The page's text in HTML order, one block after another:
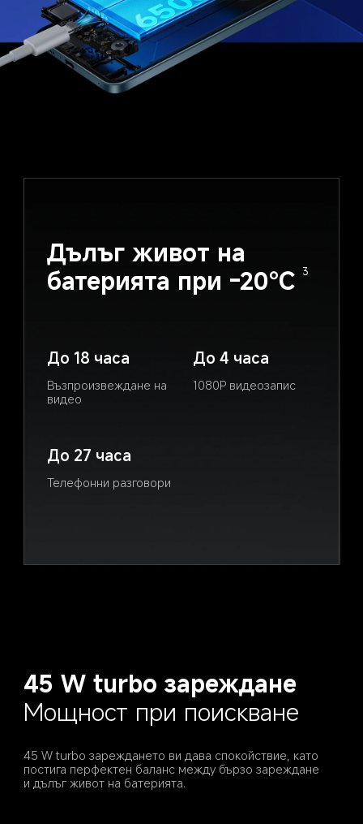
Дълъг живот на
батерията при -20℃
3
До 18 часа
Възпроизвеждане на
видео
До 4 часа
1080P видеозапис
До 27 часа
Телефонни разговори
45 W turbo зареждане
Мощност при поискване
45 W turbo зареждането ви дава спокойствие, като
постига перфектен баланс между бързо зареждане
и дълъг живот на батерията.